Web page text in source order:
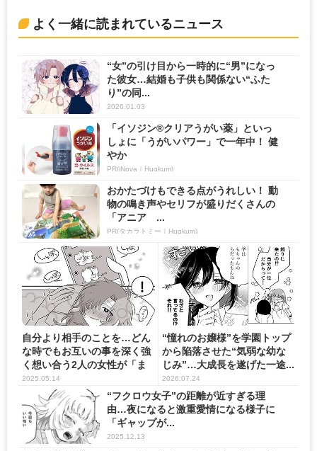
よく一緒に読まれているニュース
“女”の引け目から一時的に“男”になっ
た彼女…結婚も子供も関係ない“ふた
り”の同...
2026.01.03
「イソジン®クリアうがい薬」といっ
しょに「うがいパワー」で一年中！ 健
やか
PR(iNova｜Hugkum)
おかたづけもできる点がうれしい！ 動
物の鳴き声やセリフが盛りだくさんの
「アニア ...
PR(タカラトミー｜Hugkum)
自分より相手のことを…どん
な時でもお互いの事を深く強
く想い合う2人の女性が「ま
さ...
2025.05.14
“憧れのお嬢様”を学園トップ
から陥落させた“気弱な幼な
じみ”…大成長を遂げた一途...
2026.07.24
“フクロウ女子”の距離が近すぎる理
由…夜になると激重愛情になる様子に
「ギャップが...
2025.12.13